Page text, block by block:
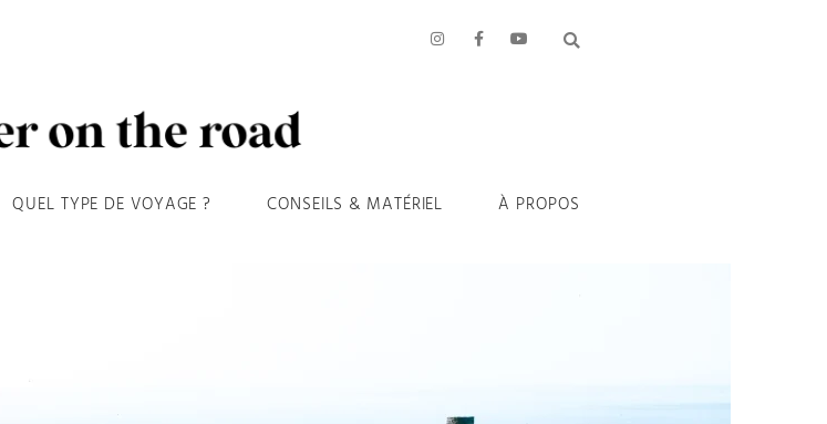
QUEL TYPE DE VOYAGE ? CONSEILS & MATÉRIEL À PROPOS